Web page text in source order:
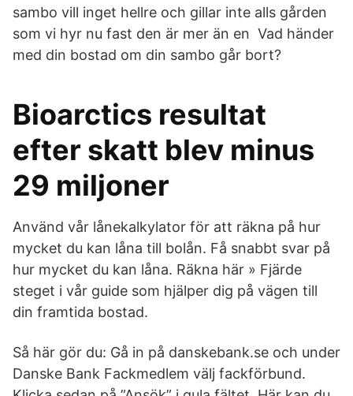
sambo vill inget hellre och gillar inte alls gården
som vi hyr nu fast den är mer än en Vad händer
med din bostad om din sambo går bort?
Bioarctics resultat
efter skatt blev minus
29 miljoner
Använd vår lånekalkylator för att räkna på hur
mycket du kan låna till bolån. Få snabbt svar på
hur mycket du kan låna. Räkna här » Fjärde
steget i vår guide som hjälper dig på vägen till
din framtida bostad.
Så här gör du: Gå in på danskebank.se och under
Danske Bank Fackmedlem välj fackförbund.